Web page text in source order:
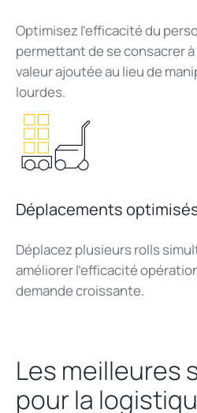
Optimisez l’efficacité du
permettant de se consacrer
valeur ajoutée au lieu de
lourdes.
Déplacements
Déplacez plusieurs rolls
améliorer l'efficacité
demande croissante.
Les meilleures
pour la